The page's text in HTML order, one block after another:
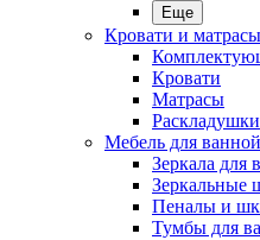
Еще
Кровати и матрасы
Кровати
Матрасы
Раскладушки
Мебель для
Зеркала для
Зеркальные
Пеналы и
Тумбы для